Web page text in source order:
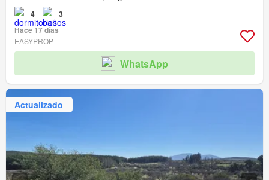
4
3
Hace 17 días
EASYPROP
WhatsApp
Actualizado